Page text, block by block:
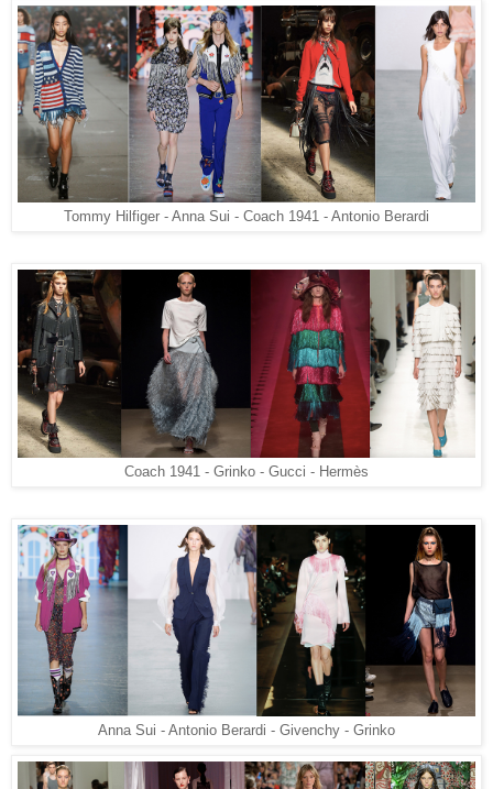
Tommy Hilfiger - Anna Sui - Coach 1941 - Antonio Berardi
Coach 1941 - Grinko - Gucci - Hermès
Anna Sui - Antonio Berardi - Givenchy - Grinko